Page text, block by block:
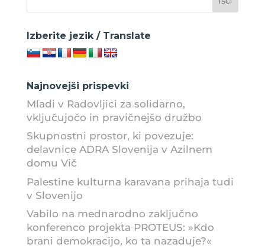
Izberite jezik / Translate
Najnovejši prispevki
Mladi v Radovljici za solidarno,
vključujočo in pravičnejšo družbo
Skupnostni prostor, ki povezuje:
delavnice ADRA Slovenija v Azilnem
domu Vič
Palestine kulturna karavana prihaja tudi
v Slovenijo
Vabilo na mednarodno zaključno
konferenco projekta PROTEUS: »Kdo
brani demokracijo, ko ta nazaduje?«